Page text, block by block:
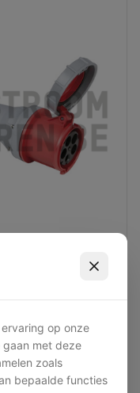
op onze
met deze
zoals
bepaalde functies